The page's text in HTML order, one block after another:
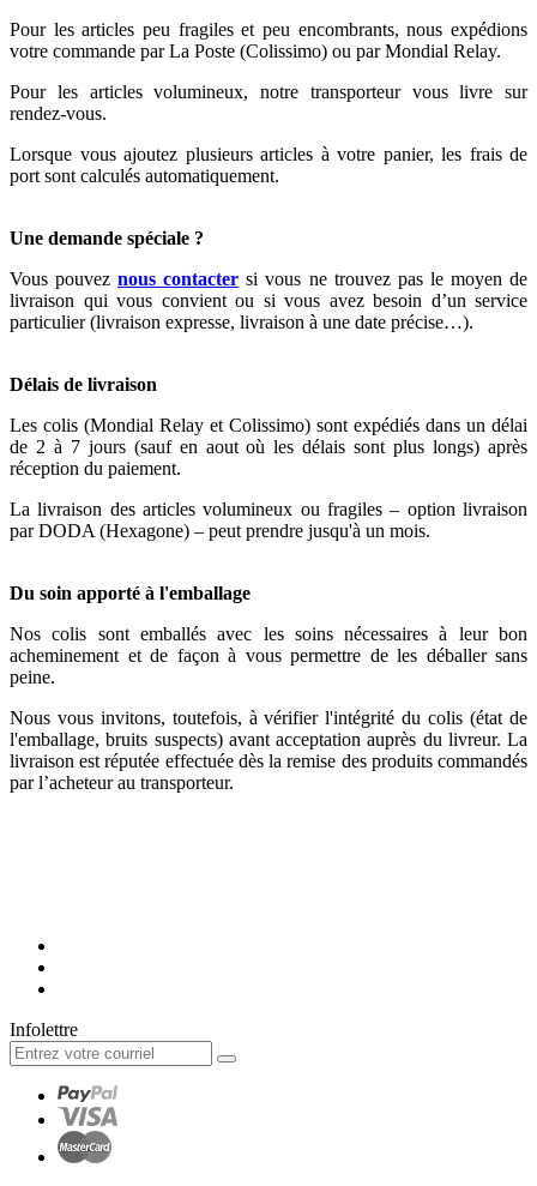
Pour les articles peu fragiles et peu encombrants, nous expédions
votre commande par La Poste (Colissimo) ou par Mondial Relay.
Pour les articles volumineux, notre transporteur vous livre sur
rendez-vous.
Lorsque vous ajoutez plusieurs articles à votre panier, les frais de
port sont calculés automatiquement.
Une demande spéciale ?
Vous pouveznous contacter si vous ne trouvez pas le moyen de
livraison qui vous convient ou si vous avez besoin d’un service
particulier (livraison expresse, livraison à une date précise…).
Délais de livraison
Les colis (Mondial Relay et Colissimo) sont expédiés dans un délai
de 2 à 7 jours (sauf en aout où les délais sont plus longs) après
réception du paiement.
La livraison des articles volumineux ou fragiles – option livraison
par DODA (Hexagone) – peut prendre jusqu'à un mois.
Du soin apporté à l'emballage
Nos colis sont emballés avec les soins nécessaires à leur bon
acheminement et de façon à vous permettre de les déballer sans
peine.
Nous vous invitons, toutefois, à vérifier l'intégrité du colis (état de
l'emballage, bruits suspects) avant acceptation auprès du livreur. La
livraison est réputée effectuée dès la remise des produits commandés
par l’acheteur au transporteur.
Infolettre